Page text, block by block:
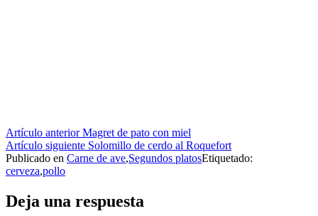
Seguir
leyendo
Artículo anteriorMagret de pato con miel
Artículo siguiente Solomillo de cerdo al Roquefort
Publicado en Carne de ave,Segundos platosEtiquetado:
cerveza,pollo
Deja una respuesta